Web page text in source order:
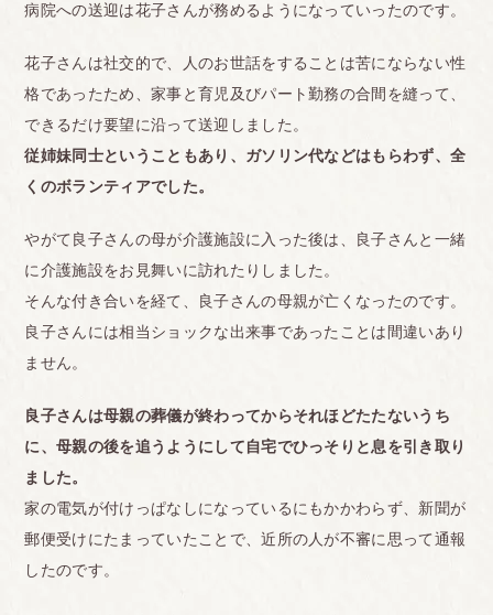
病院への送迎は花子さんが務めるようになっていったのです。
花子さんは社交的で、人のお世話をすることは苦にならない性
格であったため、家事と育児及びパート勤務の合間を縫って、
できるだけ要望に沿って送迎しました。
従姉妹同士ということもあり、ガソリン代などはもらわず、全
くのボランティアでした。
やがて良子さんの母が介護施設に入った後は、良子さんと一緒
に介護施設をお見舞いに訪れたりしました。
そんな付き合いを経て、良子さんの母親が亡くなったのです。
良子さんには相当ショックな出来事であったことは間違いあり
ません。
良子さんは母親の葬儀が終わってからそれほどたたないうち
に、母親の後を追うようにして自宅でひっそりと息を引き取り
ました。
家の電気が付けっぱなしになっているにもかかわらず、新聞が
郵便受けにたまっていたことで、近所の人が不審に思って通報
したのです。